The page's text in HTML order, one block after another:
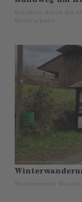
Rundtour durch die
Kirchrarbach.
Winterwander